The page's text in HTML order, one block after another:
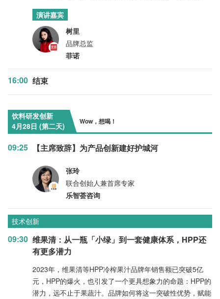
演讲嘉宾
树里
品牌总监
菲诺
16:00 结束
饮料研发创新
4月28日 (第二天)
Wow，想喝！
09:25 【主席致辞】为产品创新建好护城河
张玲
联合创始人兼首席专家
乐智荟咨询
技术创新
09:30 维果清：从一瓶「小绿」到一套健康体系，HPP还
有更多潜力
2023年，维果清等HPP冷榨果汁品牌年销售额已突破5亿
元，HPP的爆火，也引发了一个更具想象力的命题：HPP的
潜力，远不止于果蔬汁。品牌如何将这一突破性优势，赋能